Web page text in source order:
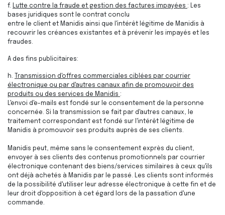
f. Lutte contre la fraude et gestion des factures impayées : Les
bases juridiques sont le contrat conclu
entre le client et Manidis ainsi que l'intérêt légitime de Manidis à
recouvrir les créances existantes et à prévenir les impayés et les
fraudes.
A des fins publicitaires:
h. Transmission d'offres commerciales ciblées par courrier
électronique ou par d'autres canaux afin de promouvoir des
produits ou des services de Manidis :
L'envoi d'e-mails est fondé sur le consentement de la personne
concernée. Si la transmission se fait par d'autres canaux, le
traitement correspondant est fondé sur l'intérêt légitime de
Manidis à promouvoir ses produits auprès de ses clients.
Manidis peut, même sans le consentement exprès du client,
envoyer à ses clients des contenus promotionnels par courrier
électronique contenant des biens/services similaires à ceux qu'ils
ont déjà achetés à Manidis par le passé. Les clients sont informés
de la possibilité d'utiliser leur adresse électronique à cette fin et de
leur droit d'opposition à cet égard lors de la passation d'une
commande.